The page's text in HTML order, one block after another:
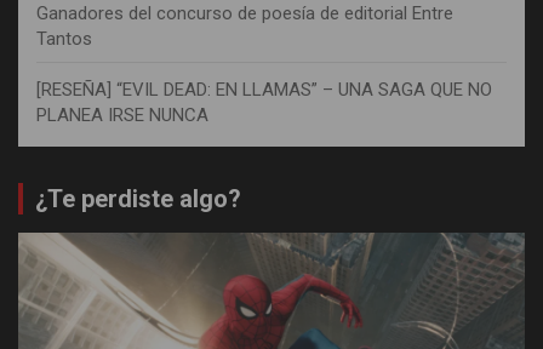
Ganadores del concurso de poesía de editorial Entre
Tantos
[RESEÑA] “EVIL DEAD: EN LLAMAS” – UNA SAGA QUE NO
PLANEA IRSE NUNCA
¿Te perdiste algo?